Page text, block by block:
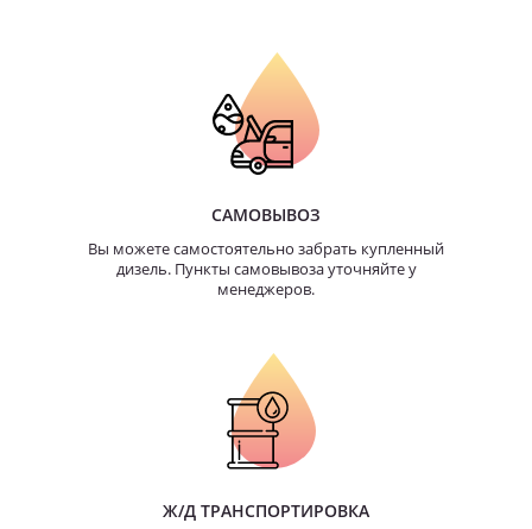
САМОВЫВОЗ
Вы можете самостоятельно забрать купленный
дизель. Пункты самовывоза уточняйте у
менеджеров.
Ж/Д ТРАНСПОРТИРОВКА